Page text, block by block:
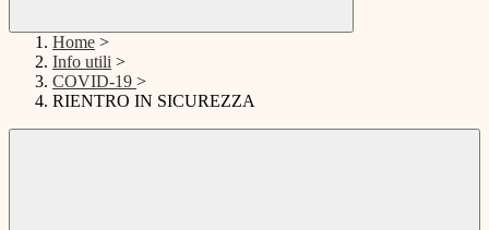
Home >
Info utili >
COVID-19 >
RIENTRO IN SICUREZZA